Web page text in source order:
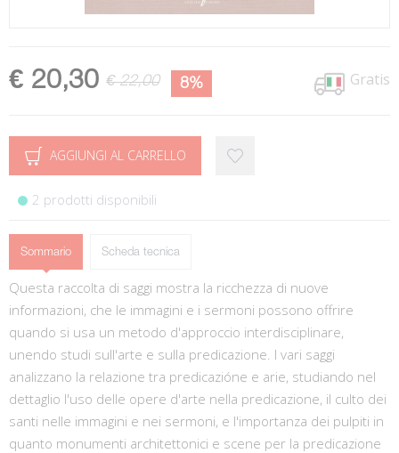
€ 20,30 € 22,00 8% Gratis
AGGIUNGI AL CARRELLO
2 prodotti disponibili
Sommario Scheda tecnica
Questa raccolta di saggi mostra la ricchezza di nuove
informazioni, che le immagini e i sermoni possono offrire
quando si usa un metodo d'approccio interdisciplinare,
unendo studi sull'arte e sulla predicazione. I vari saggi
analizzano la relazione tra predicazióne e arie, studiando nel
dettaglio l'uso delle opere d'arte nella predicazione, il culto dei
santi nelle immagini e nei sermoni, e l'importanza dei pulpiti in
quanto monumenti architettonici e scene per la predicazione